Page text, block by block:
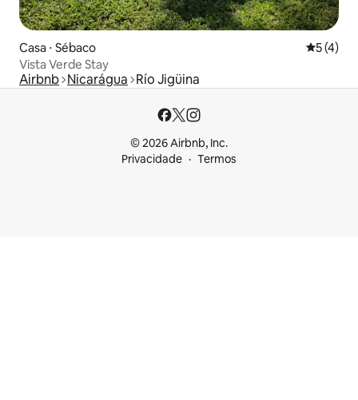
Casa ⋅ Sébaco 5 de
5 (4)
Vista Verde Stay
Airbnb Nicarágua Río Jigüina
© 2026 Airbnb, Inc.
Privacidade
Termos